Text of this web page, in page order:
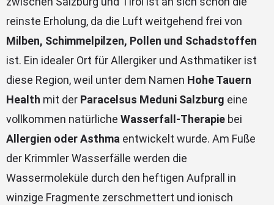
reinste Erholung, da die Luft weitgehend frei von
Milben, Schimmelpilzen, Pollen und Schadstoffen
ist. Ein idealer Ort für Allergiker und Asthmatiker ist
diese Region, weil unter dem Namen Hohe Tauern
Health mit der Paracelsus Meduni Salzburg eine
vollkommen natürliche Wasserfall-Therapie bei
Allergien oder Asthma entwickelt wurde. Am Fuße
der Krimmler Wasserfälle werden die
Wassermoleküle durch den heftigen Aufprall in
winzige Fragmente zerschmettert und ionisch